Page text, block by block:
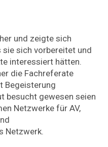
und zeigte sich
sich vorbereitet und
interessiert hätten.
die Fachreferate
Begeisterung
besucht gewesen seien
Netzwerke für AV,
Netzwerk.